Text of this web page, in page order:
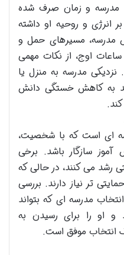
مدرسه و زمان صرف شده
انرژی و روحیه او داشته
مدرسه، مسیرهای حمل و
اوج، از نکات مهمی
مدرسه به منزل یا
به کاهش خستگی دانش
ای است که با شخصیت،
سازگار باشد. برخی
رشد می کنند، در حالی که
تر نیاز دارند. بررسی
مدرسه ای که بتواند
و او را برای رسیدن به
انتخاب موفق است.